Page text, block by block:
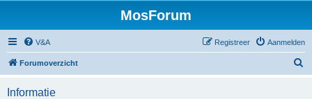
MosForum
V&A Aanmelden
Registreer
Forumoverzicht
Informatie